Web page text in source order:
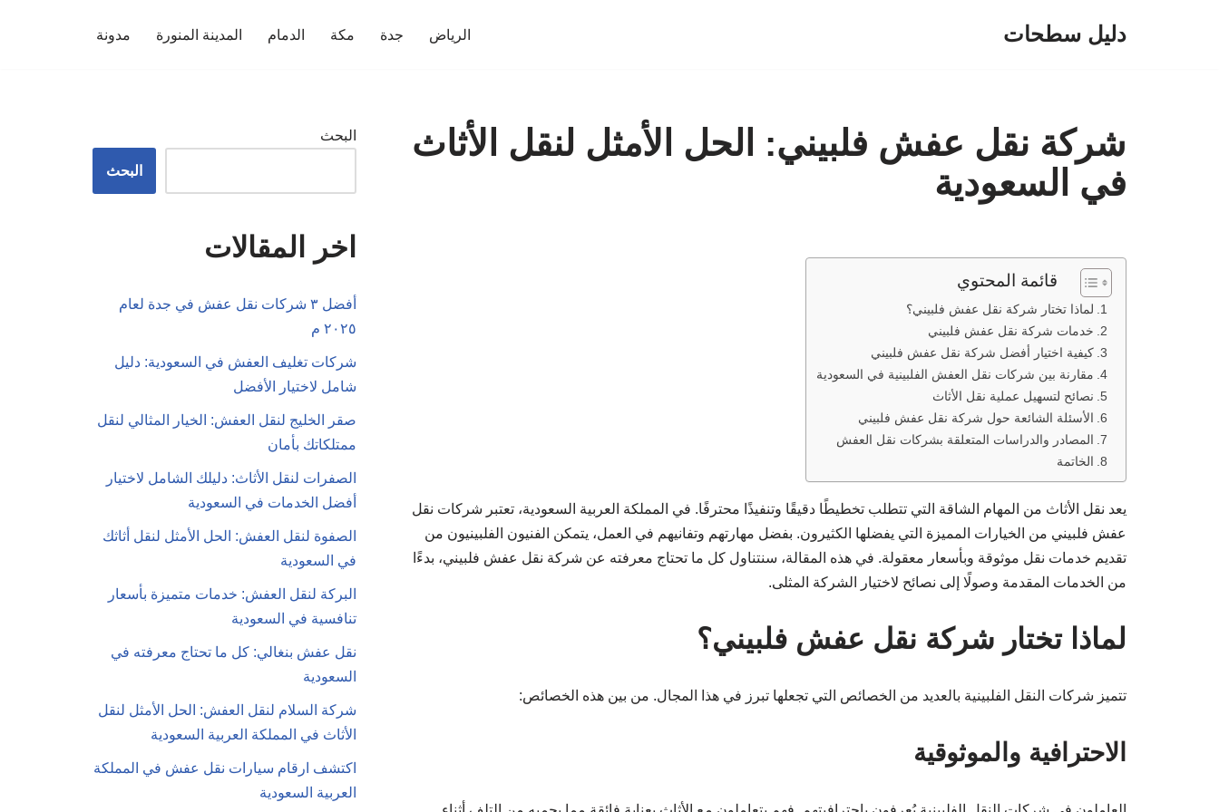
دليل سطحات الرياض جدة مكة الدمام المدينة المنورة مدونة
شركة نقل عفش فلبيني: الحل الأمثل لنقل الأثاث
في السعودية
قائمة المحتوي
لماذا تختار شركة نقل عفش فلبيني؟
خدمات شركة نقل عفش فلبيني
كيفية اختيار أفضل شركة نقل عفش فلبيني
مقارنة بين شركات نقل العفش الفلبينية في السعودية
نصائح لتسهيل عملية نقل الأثاث
الأسئلة الشائعة حول شركة نقل عفش فلبيني
المصادر والدراسات المتعلقة بشركات نقل العفش
الخاتمة
يعد نقل الأثاث من المهام الشاقة التي تتطلب تخطيطًا دقيقًا وتنفيذًا محترفًا. في المملكة العربية السعودية، تعتبر شركات نقل
عفش فلبيني من الخيارات المميزة التي يفضلها الكثيرون. بفضل مهارتهم وتفانيهم في العمل، يتمكن الفنيون الفلبينيون من
تقديم خدمات نقل موثوقة وبأسعار معقولة. في هذه المقالة، سنتناول كل ما تحتاج معرفته عن شركة نقل عفش فلبيني، بدءًا
من الخدمات المقدمة وصولًا إلى نصائح لاختيار الشركة المثلى.
لماذا تختار شركة نقل عفش فلبيني؟
تتميز شركات النقل الفلبينية بالعديد من الخصائص التي تجعلها تبرز في هذا المجال. من بين هذه الخصائص:
الاحترافية والموثوقية
البحث
البحث
اخر المقالات
أفضل ٣ شركات نقل عفش في جدة لعام
٢٠٢٥ م
شركات تغليف العفش في السعودية: دليل
شامل لاختيار الأفضل
صقر الخليج لنقل العفش: الخيار المثالي لنقل
ممتلكاتك بأمان
الصفرات لنقل الأثاث: دليلك الشامل لاختيار
أفضل الخدمات في السعودية
الصفوة لنقل العفش: الحل الأمثل لنقل أثاثك
في السعودية
البركة لنقل العفش: خدمات متميزة بأسعار
تنافسية في السعودية
نقل عفش بنغالي: كل ما تحتاج معرفته في
السعودية
شركة السلام لنقل العفش: الحل الأمثل لنقل
الأثاث في المملكة العربية السعودية
اكتشف ارقام سيارات نقل عفش في المملكة
العربية السعودية